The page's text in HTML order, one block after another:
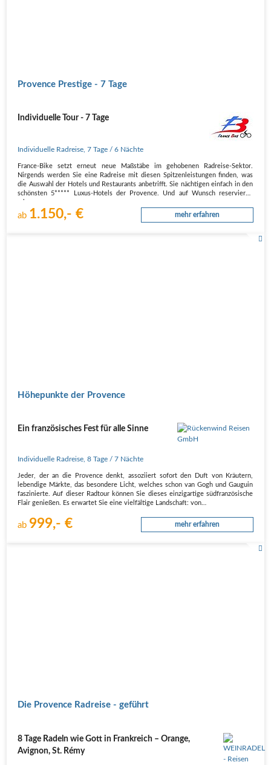
Provence Prestige - 7 Tage
Individuelle Tour - 7 Tage
Individuelle Radreise ,7 Tage / 6 Nächte
France-Bike setzt erneut neue Maßstäbe im gehobenen Radreise-Sektor.
Nirgends werden Sie eine Radreise mit diesen Spitzenleistungen finden, was
die Auswahl der Hotels und Restaurants anbetrifft. Sie nächtigen einfach in den
schönsten 5***** Luxus-Hotels der Provence. Und auf Wunsch reservieren
ab 1.150,- € mehr erfahren
Höhepunkte der Provence
Ein französisches Fest für alle Sinne
Individuelle Radreise ,8 Tage / 7 Nächte
Jeder, der an die Provence denkt, assoziiert sofort den Duft von Kräutern,
lebendige Märkte, das besondere Licht, welches schon van Gogh und Gauguin
faszinierte. Auf dieser Radtour können Sie dieses einzigartige südfranzösische
Flair genießen. Es erwartet Sie eine vielfältige Landschaft: von…
ab 999,- € mehr erfahren
Die Provence Radreise - geführt
8 Tage Radeln wie Gott in Frankreich – Orange,
Avignon, St. Rémy